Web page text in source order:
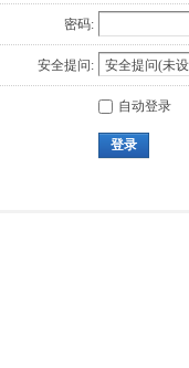
密码:
安全提问:
自动登录
登录